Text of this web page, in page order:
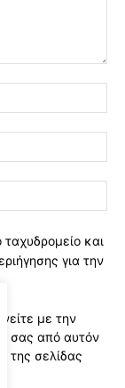
και
για την
με την
σας από αυτόν
της σελίδας